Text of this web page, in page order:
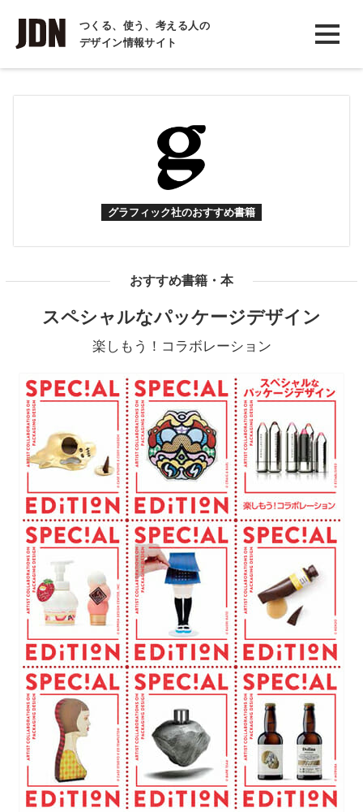
つくる、使う、考える人の
デザイン情報サイト
INTERVIEW
インタビュー
REPORT
グラフィック社のおすすめ書籍
おすすめ書籍・本
スペシャルなパッケージデザイン
楽しもう！コラボレーション